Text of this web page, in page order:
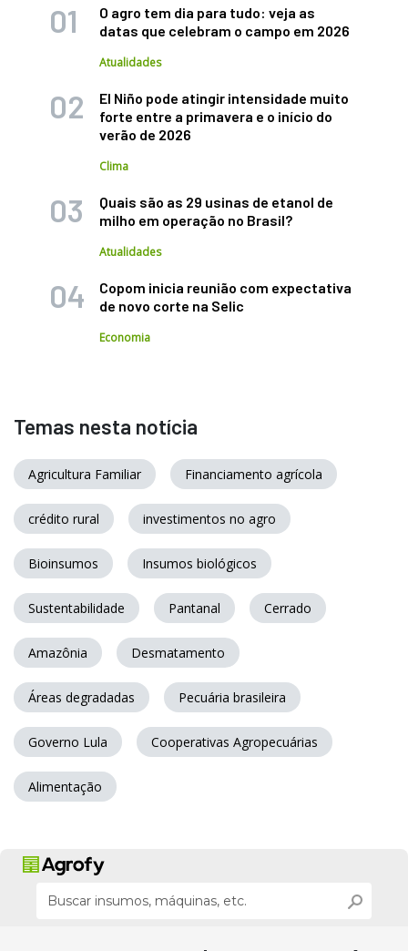
O agro tem dia para tudo: veja as
datas que celebram o campo em 2026
Atualidades
El Niño pode atingir intensidade muito
forte entre a primavera e o início do
verão de 2026
Clima
Quais são as 29 usinas de etanol de
milho em operação no Brasil?
Atualidades
Copom inicia reunião com expectativa
de novo corte na Selic
Economia
Temas nesta notícia
Agricultura Familiar Financiamento agrícola
crédito rural investimentos no agro
Bioinsumos Insumos biológicos
Sustentabilidade Pantanal Cerrado
Amazônia Desmatamento
Áreas degradadas Pecuária brasileira
Governo Lula Cooperativas Agropecuárias
Alimentação